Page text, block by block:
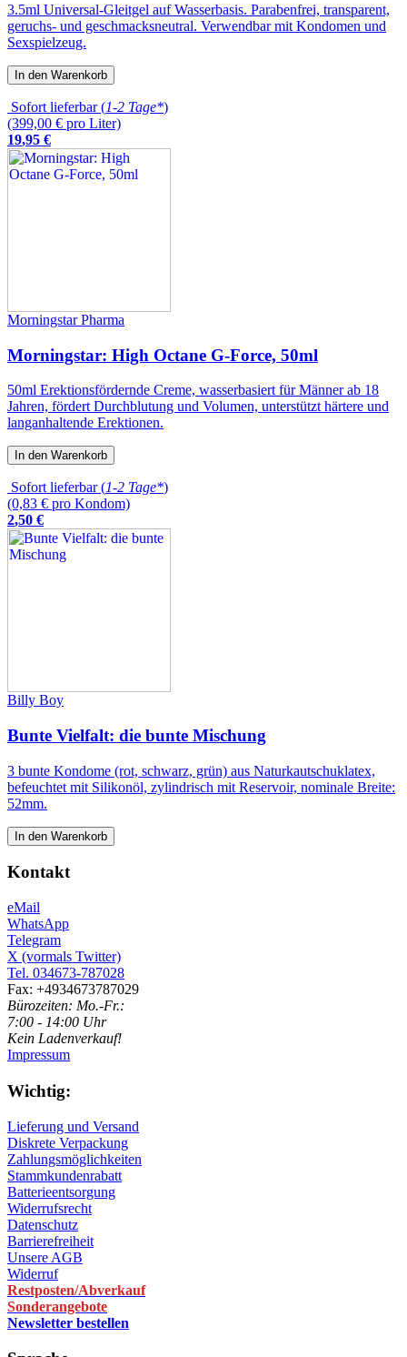
3.5ml Universal-Gleitgel auf Wasserbasis. Parabenfrei, transparent,
geruchs- und geschmacksneutral. Verwendbar mit Kondomen und
Sexspielzeug.
In den Warenkorb
Sofort lieferbar (1-2 Tage*)
(399,00 € pro Liter)
19,95 €
Morningstar Pharma
Morningstar: High Octane G-Force, 50ml
50ml Erektionsfördernde Creme, wasserbasiert für Männer ab 18
Jahren, fördert Durchblutung und Volumen, unterstützt härtere und
langanhaltende Erektionen.
In den Warenkorb
Sofort lieferbar (1-2 Tage*)
(0,83 € pro Kondom)
2,50 €
Billy Boy
Bunte Vielfalt: die bunte Mischung
3 bunte Kondome (rot, schwarz, grün) aus Naturkautschuklatex,
befeuchtet mit Silikonöl, zylindrisch mit Reservoir, nominale Breite:
52mm.
In den Warenkorb
Kontakt
eMail
WhatsApp
Telegram
X (vormals Twitter)
Tel. 034673-787028
Fax: +4934673787029
Bürozeiten: Mo.-Fr.:
7:00 - 14:00 Uhr
Kein Ladenverkauf!
Impressum
Wichtig:
Lieferung und Versand
Diskrete Verpackung
Zahlungsmöglichkeiten
Stammkundenrabatt
Batterieentsorgung
Widerrufsrecht
Datenschutz
Barrierefreiheit
Unsere AGB
Widerruf
Restposten/Abverkauf
Sonderangebote
Newsletter bestellen